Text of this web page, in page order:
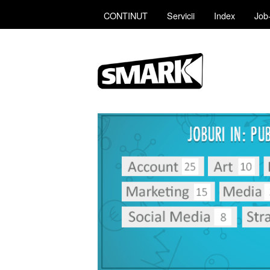
CONTINUT Servicii Index